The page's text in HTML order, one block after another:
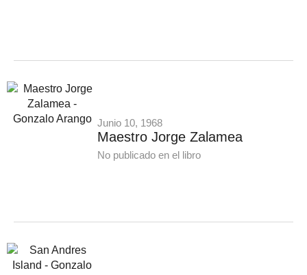
Junio 10, 1968
Maestro Jorge Zalamea
No publicado en el libro